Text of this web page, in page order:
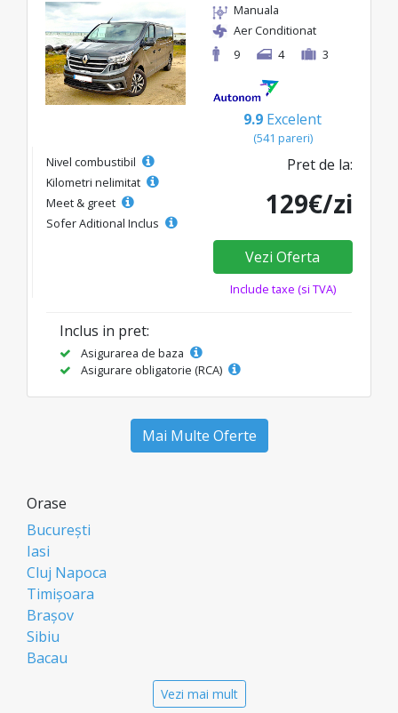
Manuala
Aer Conditionat
9
4 3
9.9 Excelent
(541 pareri)
Nivel combustibil
Kilometri nelimitat
Meet & greet
Sofer Aditional Inclus
Pret de la:
129€/zi
Vezi Oferta
Include taxe (si TVA)
Inclus in pret:
Asigurarea de baza
Asigurare obligatorie (RCA)
Mai Multe Oferte
Orase
București
Iasi
Cluj Napoca
Timișoara
Brașov
Sibiu
Bacau
Vezi mai mult